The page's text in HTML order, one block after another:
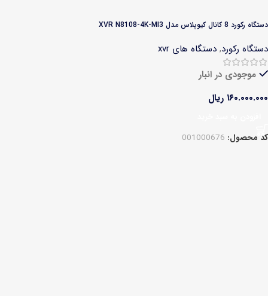
دستگاه رکورد 8 کانال کیوپلاس مدل XVR N8108-4K-MI3
دستگاه رکورد, دستگاه های xvr
موجودی در انبار
۱۶۰.۰۰۰.۰۰۰ ریال
کد محصول: 001000676